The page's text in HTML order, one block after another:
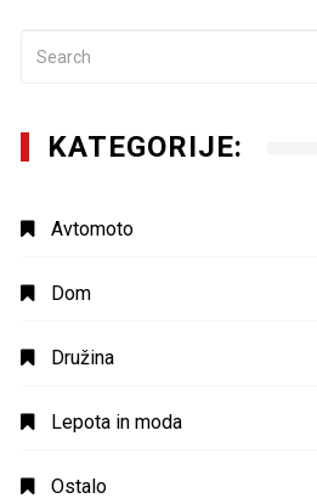
KATEGORIJE:
Avtomoto
Dom
Družina
Lepota in moda
Ostalo